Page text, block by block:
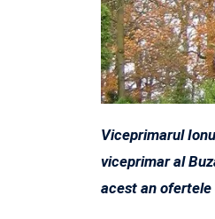
Viceprimarul
viceprimar al
acest an ofertele